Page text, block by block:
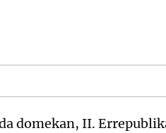
domekan, II.